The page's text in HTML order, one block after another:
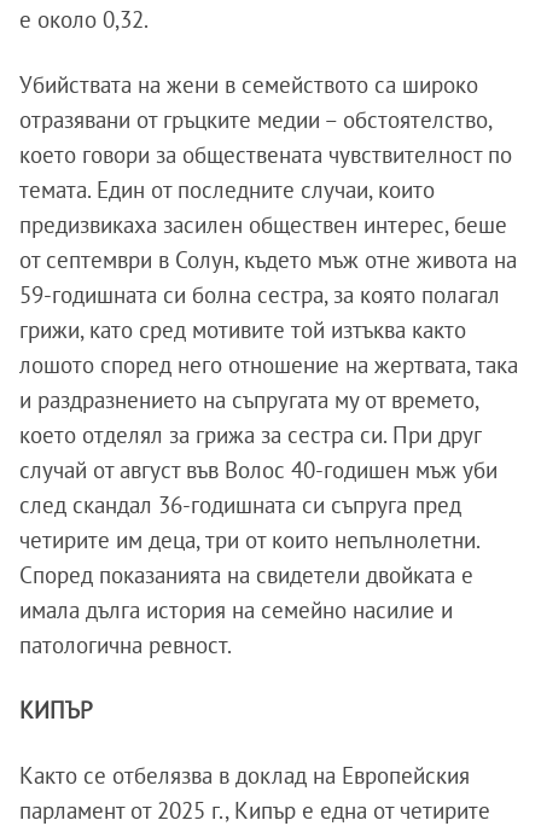
е около 0,32.
Убийствата на жени в семейството са широко
отразявани от гръцките медии – обстоятелство,
което говори за обществената чувствителност по
темата. Един от последните случаи, които
предизвикаха засилен обществен интерес, беше
от септември в Солун, където мъж отне живота на
59-годишната си болна сестра, за която полагал
грижи, като сред мотивите той изтъква както
лошото според него отношение на жертвата, така
и раздразнението на съпругата му от времето,
което отделял за грижа за сестра си. При друг
случай от август във Волос 40-годишен мъж уби
след скандал 36-годишната си съпруга пред
четирите им деца, три от които непълнолетни.
Според показанията на свидетели двойката е
имала дълга история на семейно насилие и
патологична ревност.
КИПЪР
Както се отбелязва в доклад на Европейския
парламент от 2025 г., Кипър е една от четирите